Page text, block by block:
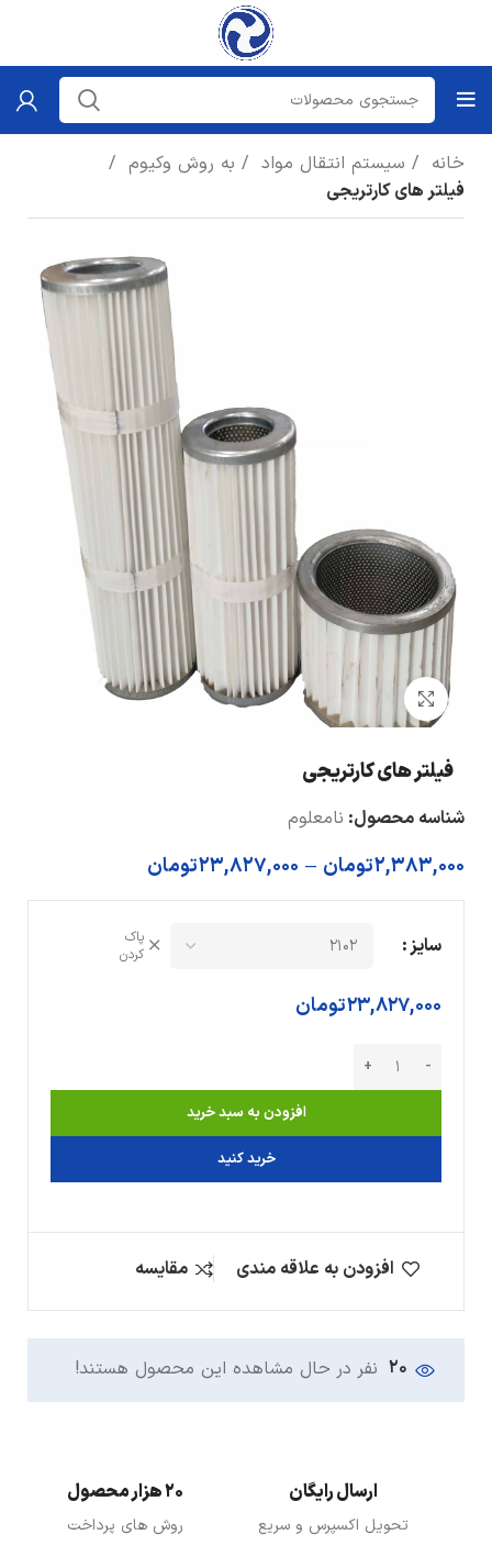
خانه سیستم انتقال مواد
به روش وکیوم
فیلتر های کارتریجی
بزرگنمایی تصویر
فیلتر های کارتریجی
شناسه محصول: نامعلوم
2,383,000تومان –
23,827,000تومان
سایز
پاک
کردن
23,827,000تومان
افزودن به سبد خرید
خرید کنید
افزودن به علاقه مندی مقایسه
20 نفر در حال مشاهده این محصول هستند!
ارسال رایگان
تحویل اکسپرس و سریع
20 هزار محصول
روش های پرداخت